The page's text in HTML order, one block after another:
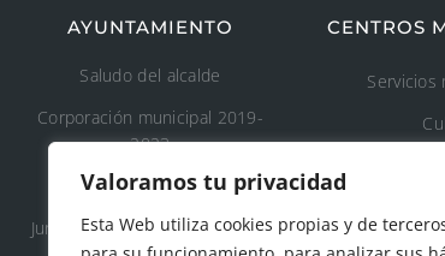
Valoramos tu privacidad
Esta Web utiliza cookies propias y de
AYUNTAMIENTO
Saludo del alcalde
Corporación municipal 2019-
2023
Concejalía 2019-2023
Junta de Gobierno Local 2019-
CENTROS
Servicios
Áreas